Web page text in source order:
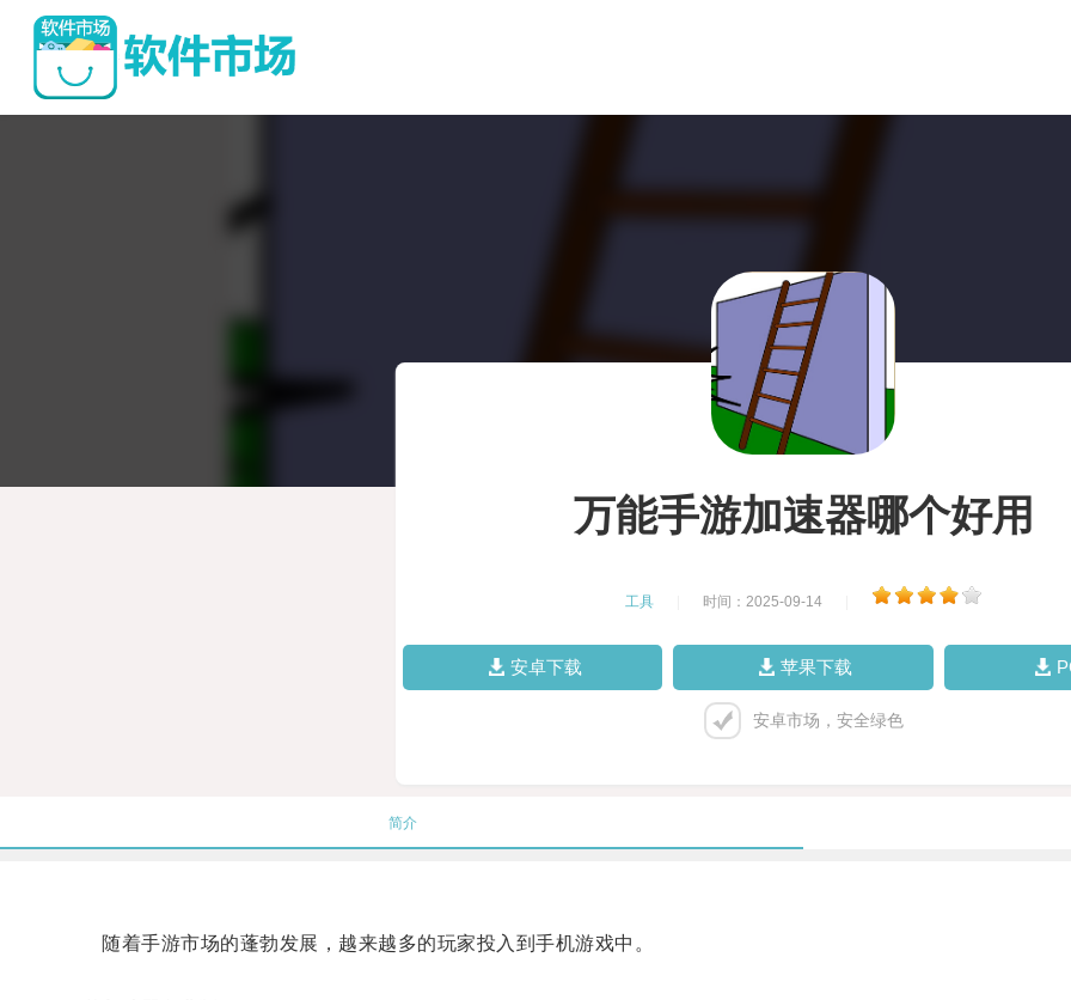
万能手游加速器哪个好用
工具 时间：2025-09-14
安卓下载 苹果下载
安卓市场，安全绿色
简介
随着手游市场的蓬勃发展，越来越多的玩家投入到手机游戏中。